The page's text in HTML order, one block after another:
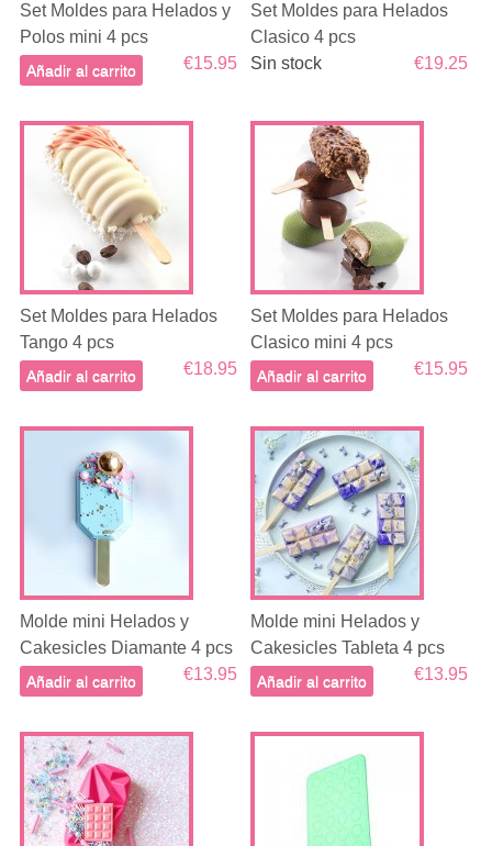
Set Moldes para Helados y
Polos mini 4 pcs
€15.95
Añadir al carrito
Set Moldes para Helados
Clasico 4 pcs
€19.25
Sin stock
Set Moldes para Helados
Tango 4 pcs
€18.95
Añadir al carrito
Set Moldes para Helados
Clasico mini 4 pcs
€15.95
Añadir al carrito
Molde mini Helados y
Cakesicles Diamante 4 pcs
€13.95
Añadir al carrito
Molde mini Helados y
Cakesicles Tableta 4 pcs
€13.95
Añadir al carrito